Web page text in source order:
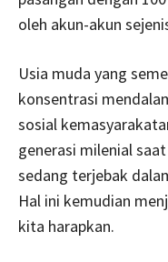
oleh akun-akun
Usia muda yang
konsentrasi
sosial
generasi milenial
sedang terjebak
Hal ini kemudian
kita harapkan.